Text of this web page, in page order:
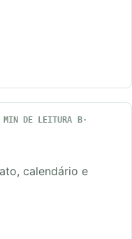
MIN DE LEITURA
calendário e